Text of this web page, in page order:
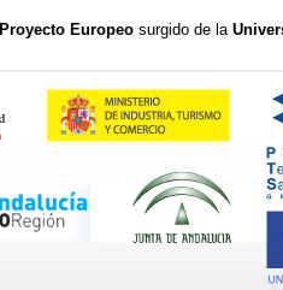
Proyecto Europeosurgido de la